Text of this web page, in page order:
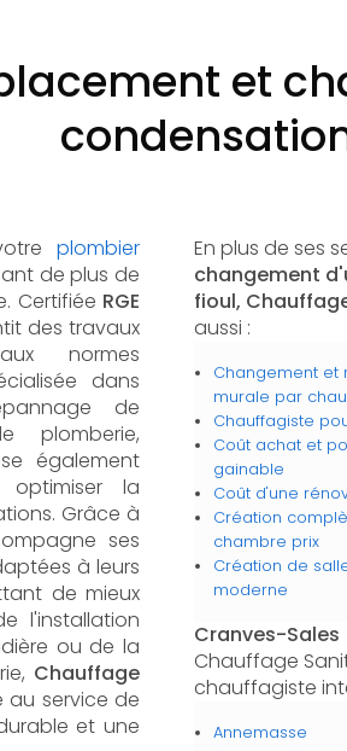
et
plombier
de plus de
Certifiée RGE
des travaux
normes
dans
de
plomberie,
également
optimiser la
Grâce à
ses
à leurs
de mieux
l'installation
ou de la
Chauffage
au service de
et une
En plus de ses
changement
fioul,
aussi :
Changement et
murale par
Chauffagiste
Coût achat et
gainable
Coût d'une
Création
chambre prix
Création de
moderne
Cranves-Sales
Chauffage
chauffagiste
Annemasse